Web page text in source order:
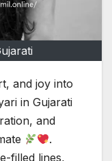
and joy into
in Gujarati
and
.
filled lines,